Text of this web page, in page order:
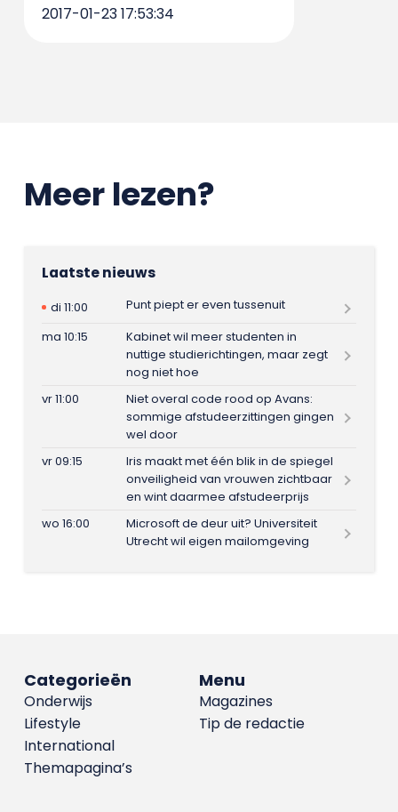
2017-01-23 17:53:34
Meer lezen?
Laatste nieuws
di 11:00
Punt piept er even tussenuit
ma 10:15
Kabinet wil meer studenten in
nuttige studierichtingen, maar zegt
nog niet hoe
vr 11:00
Niet overal code rood op Avans:
sommige afstudeerzittingen gingen
wel door
vr 09:15
Iris maakt met één blik in de spiegel
onveiligheid van vrouwen zichtbaar
en wint daarmee afstudeerprijs
wo 16:00
Microsoft de deur uit? Universiteit
Utrecht wil eigen mailomgeving
Menu
Magazines
Tip de redactie
Categorieën
Onderwijs
Lifestyle
International
Themapagina’s